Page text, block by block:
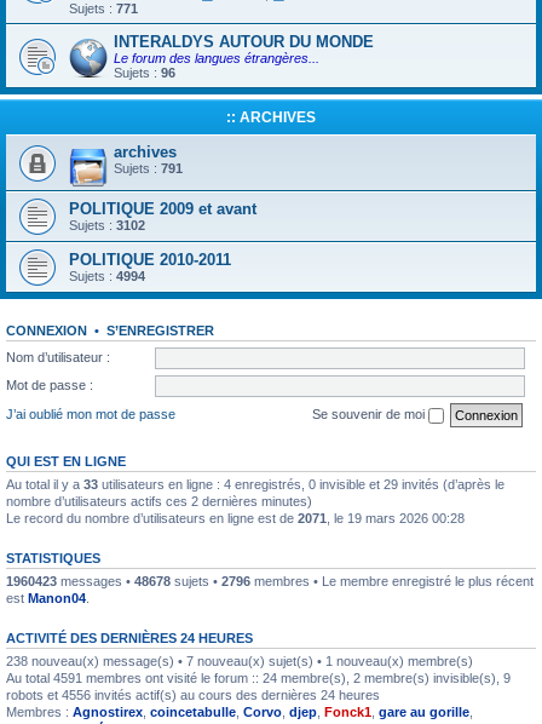
Sujets : 771
INTERALDYS AUTOUR DU MONDE
Le forum des langues étrangères...
Sujets : 96
:: ARCHIVES
archives
Sujets : 791
POLITIQUE 2009 et avant
Sujets : 3102
POLITIQUE 2010-2011
Sujets : 4994
CONNEXION • S’ENREGISTRER
Nom d’utilisateur :
Mot de passe :
J’ai oublié mon mot de passe
Se souvenir de moi
QUI EST EN LIGNE
Au total il y a 33 utilisateurs en ligne : 4 enregistrés, 0 invisible et 29 invités (d’après le
nombre d’utilisateurs actifs ces 2 dernières minutes)
Le record du nombre d’utilisateurs en ligne est de 2071 , le 19 mars 2026 00:28
STATISTIQUES
1960423 messages • 48678 sujets • 2796 membres • Le membre enregistré le plus récent
est Manon04
ACTIVITÉ DES DERNIÈRES 24 HEURES
238 nouveau(x) message(s) • 7 nouveau(x) sujet(s) • 1 nouveau(x) membre(s)
Au total 4591 membres ont visité le forum :: 24 membre(s), 2 membre(s) invisible(s), 9
robots et 4556 invités actif(s) au cours des dernières 24 heures
Membres : Agnostirex coincetabulle Corvo djep Fonck1 gare au gorille